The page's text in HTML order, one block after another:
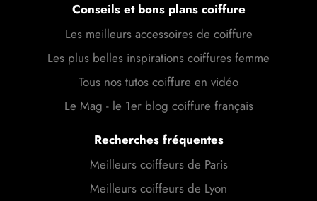
Conseils et bons plans coiffure
Les meilleurs accessoires de coiffure
Les plus belles inspirations coiffures femme
Tous nos tutos coiffure en vidéo
Le Mag - le 1er blog coiffure français
Recherches fréquentes
Meilleurs coiffeurs de Paris
Meilleurs coiffeurs de Lyon